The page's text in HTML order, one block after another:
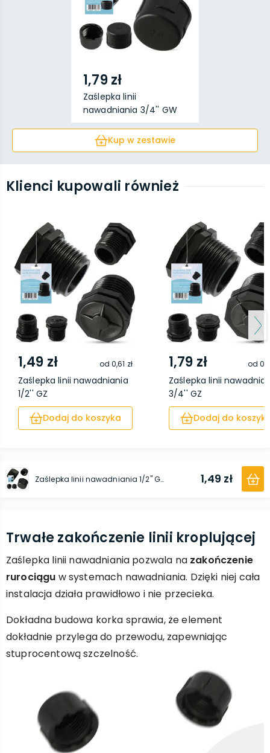
1,79 zł
Zaślepka linii
nawadniania 3/4'' GW
Kup w zestawie
Klienci kupowali również
1,49 zł od0,61 zł
Zaślepka linii nawadniania
1/2'' GZ
Dodaj do koszyka
1,79 zł od
Zaślepka linii
3/4'' GZ
Dodaj do
Zaślepka linii nawadniania 1/2'' GW 1,49 zł
Trwałe zakończenie linii kroplującej
Zaślepka linii nawadniania pozwala na zakończenie
rurociągu w systemach nawadniania. Dzięki niej cała
instalacja działa prawidłowo i nie przecieka.
Dokładna budowa korka sprawia, że element
dokładnie przylega do przewodu, zapewniając
stuprocentową szczelność.